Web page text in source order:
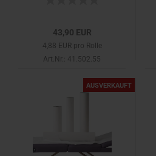
43,90 EUR
4,88 EUR pro Rolle
Art.Nr.: 41.502.55
AUSVERKAUFT